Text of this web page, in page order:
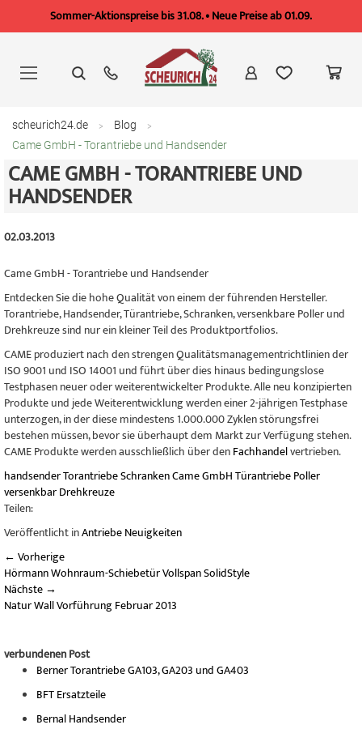
Sommer-Aktionspreise bis 31.08. • Neue Preise ab 01.09.
springen
scheurich24.de
Blog
Came GmbH - Torantriebe und Handsender
CAME GMBH - TORANTRIEBE UND
HANDSENDER
02.03.2013
Came GmbH - Torantriebe und Handsender
Entdecken Sie die hohe Qualität von einem der führenden Hersteller.
Torantriebe, Handsender, Türantriebe, Schranken, versenkbare Poller und
Drehkreuze sind nur ein kleiner Teil des Produktportfolios.
CAME produziert nach den strengen Qualitätsmanagementrichtlinien der
ISO 9001 und ISO 14001 und führt über dies hinaus bedingungslose
Testphasen neuer oder weiterentwickelter Produkte. Alle neu konzipierten
Produkte und jede Weiterentwicklung werden einer 2-jährigen Testphase
unterzogen, in der diese mindestens 1.000.000 Zyklen störungsfrei
bestehen müssen, bevor sie überhaupt dem Markt zur Verfügung stehen.
CAME Produkte werden ausschließlich über denFachhandelvertrieben.
handsenderTorantriebeSchrankenCame GmbHTürantriebePoller
versenkbarDrehkreuze
Teilen:
Veröffentlicht inAntriebe Neuigkeiten
← Vorherige
Hörmann Wohnraum-Schiebetür Vollspan SolidStyle
Nächste →
Natur Wall Vorführung Februar 2013
verbundenen Post
Berner Torantriebe GA103, GA203 und GA403
BFT Ersatzteile
Bernal Handsender